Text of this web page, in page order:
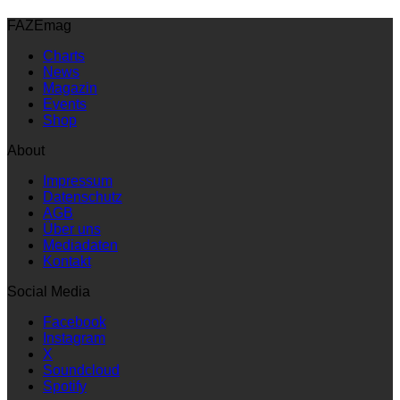
FAZEmag
Charts
News
Magazin
Events
Shop
About
Impressum
Datenschutz
AGB
Über uns
Mediadaten
Kontakt
Social Media
Facebook
Instagram
X
Soundcloud
Spotify